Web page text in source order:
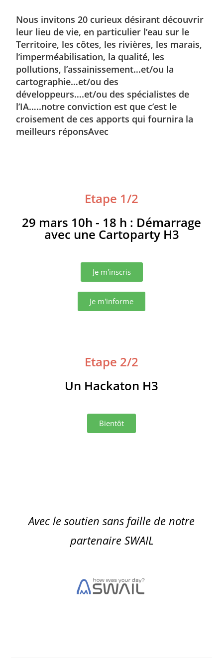
Nous invitons 20 curieux désirant découvrir
leur lieu de vie, en particulier l’eau sur le
Territoire, les côtes, les rivières, les marais,
l’imperméabilisation, la qualité, les
pollutions, l’assainissement…et/ou la
cartographie…et/ou des
développeurs….et/ou des spécialistes de
l’IA…..notre conviction est que c’est le
croisement de ces apports qui fournira la
meilleurs réponsAvec
Etape 1/2
29 mars 10h - 18 h : Démarrage
avec une Cartoparty H3
Je m'inscris
Je m'informe
Etape 2/2
Un Hackaton H3
Bientôt
Avec le soutien sans faille de notre
partenaire SWAIL